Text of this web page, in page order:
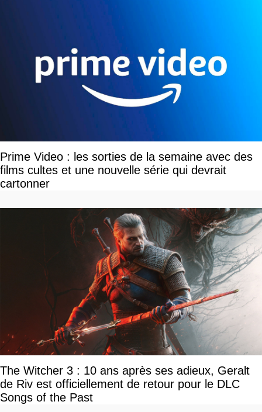
Prime Video : les sorties de la semaine avec des
films cultes et une nouvelle série qui devrait
cartonner
The Witcher 3 : 10 ans après ses adieux, Geralt
de Riv est officiellement de retour pour le DLC
Songs of the Past